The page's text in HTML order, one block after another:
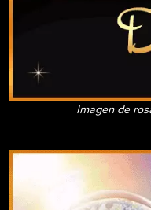
Imagen de